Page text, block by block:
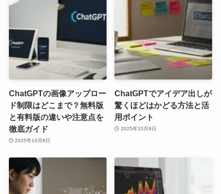
ChatGPTの画像アップロー
ド制限はどこまで？無料版
と有料版の違いや注意点を
徹底ガイド
2025年10月9日
ChatGPTでアイデア出しが
驚くほどはかどる方法と活
用ポイント
2025年10月9日